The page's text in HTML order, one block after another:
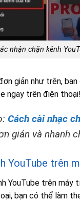
nhận chặn kênh
giản như trên,
ngay trên điện thoại!
Cách cài nhạc
giản và nhanh
YouTube trên
YouTube trên máy
bạn có thể làm